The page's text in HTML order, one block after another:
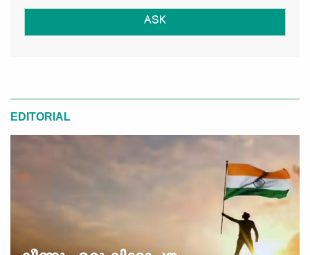
ASK
EDITORIAL